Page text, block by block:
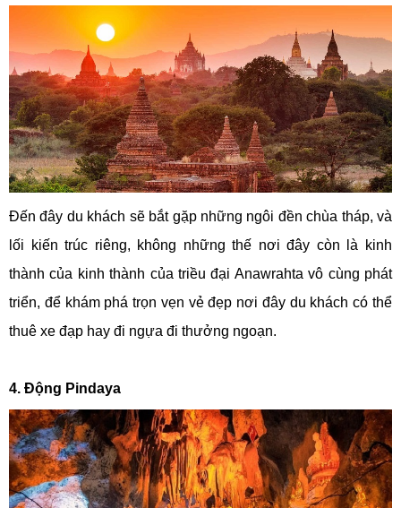
Đến đây du khách sẽ bắt gặp những ngôi đền chùa tháp, và
lối kiến trúc riêng, không những thế nơi đây còn là kinh
thành của kinh thành của triều đại Anawrahta vô cùng phát
triển, để khám phá trọn vẹn vẻ đẹp nơi đây du khách có thể
thuê xe đạp hay đi ngựa đi thưởng ngoạn.
4. Động Pindaya